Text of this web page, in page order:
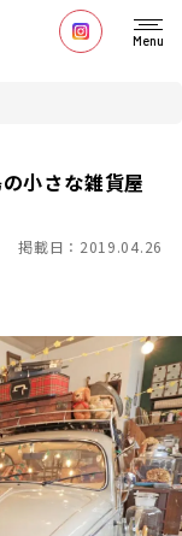
Menu
小さな雑貨屋
掲載日：2019.04.26